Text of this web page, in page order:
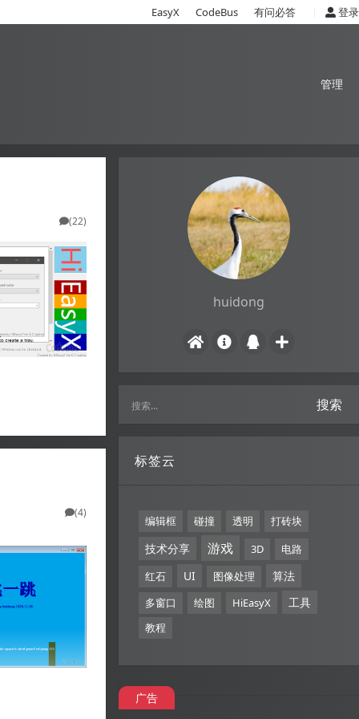
EasyX CodeBus 有问必答 登录
管理
(22)
(4)
huidong
搜索
标签云
编辑框 碰撞 透明 打砖块
技术分享 游戏 3D
电路
红石
UI 图像处理 算法
多窗口 绘图 HiEasyX 工具
教程
广告